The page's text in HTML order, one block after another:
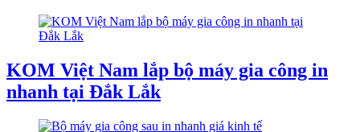
KOM Việt Nam lắp bộ máy gia công in
nhanh tại Đắk Lắk